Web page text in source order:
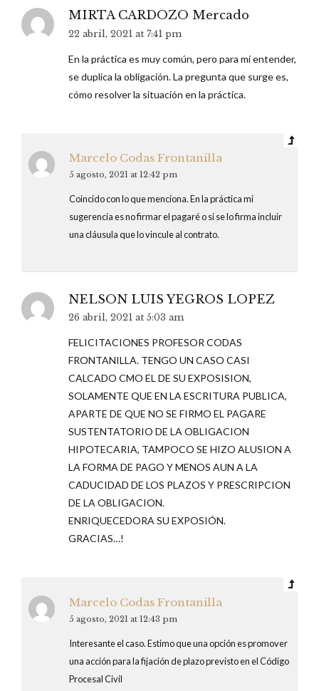
MIRTA CARDOZO Mercado
22 abril, 2021 at 7:41 pm
En la práctica es muy común, pero para mí entender,
se duplica la obligación. La pregunta que surge es,
cómo resolver la situación en la práctica.
Marcelo Codas Frontanilla
5 agosto, 2021 at 12:42 pm
Coincido con lo que menciona. En la práctica mi
sugerencia es no firmar el pagaré o si se lo firma incluir
una cláusula que lo vincule al contrato.
NELSON LUIS YEGROS LOPEZ
26 abril, 2021 at 5:03 am
FELICITACIONES PROFESOR CODAS
FRONTANILLA. TENGO UN CASO CASI
CALCADO CMO EL DE SU EXPOSISION,
SOLAMENTE QUE EN LA ESCRITURA PUBLICA,
APARTE DE QUE NO SE FIRMO EL PAGARE
SUSTENTATORIO DE LA OBLIGACION
HIPOTECARIA, TAMPOCO SE HIZO ALUSION A
LA FORMA DE PAGO Y MENOS AUN A LA
CADUCIDAD DE LOS PLAZOS Y PRESCRIPCION
DE LA OBLIGACION.
ENRIQUECEDORA SU EXPOSIÓN.
GRACIAS…!
Marcelo Codas Frontanilla
5 agosto, 2021 at 12:43 pm
Interesante el caso. Estimo que una opción es promover
una acción para la fijación de plazo previsto en el Código
Procesal Civil